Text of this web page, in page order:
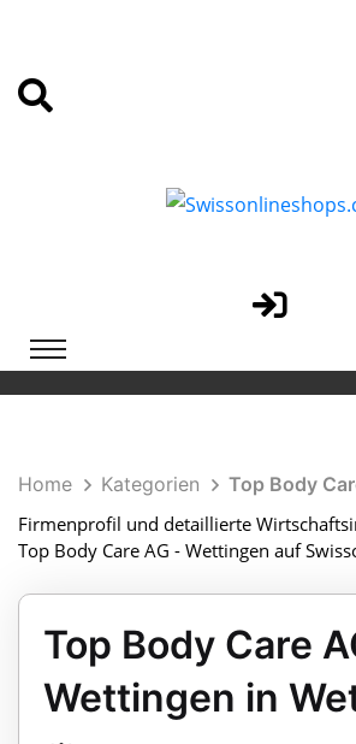
Home Kategorien
Top Body
Firmenprofil und detaillierte
Top Body Care AG - Wettingen auf
Top Body Care
Wettingen in